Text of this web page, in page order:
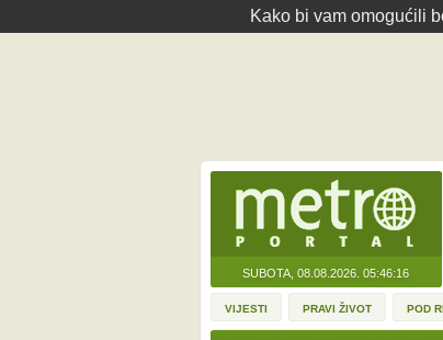
Kako bi vam omogućili
SUBOTA, 08.08.2026. 05:46:16
VIJESTI PRAVI ŽIVOT POD